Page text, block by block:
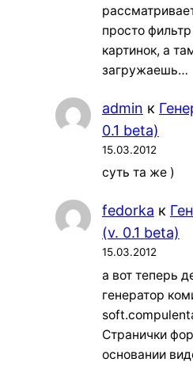
просто
картинок, а
загружаешь…
admin к
0.1 beta)
15.03.2012
суть та же )
fedorka к
(v. 0.1 beta)
15.03.2012
а вот теперь
генератор
Странички
основании